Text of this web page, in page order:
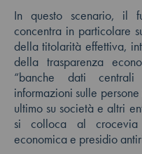
In questo scenario, il
concentra in particolare
della titolarità effettiva,
della trasparenza
“banche dati
informazioni sulle
ultimo su società e altri
si colloca al crocevia
economica e presidio